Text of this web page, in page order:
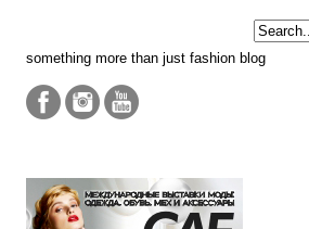
something more than just fashion blog